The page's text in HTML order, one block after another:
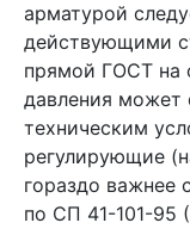
арматурой
действующими
прямой ГОСТ на
давления может
техническим
регулирующие
гораздо важнее
по СП 41-101-95